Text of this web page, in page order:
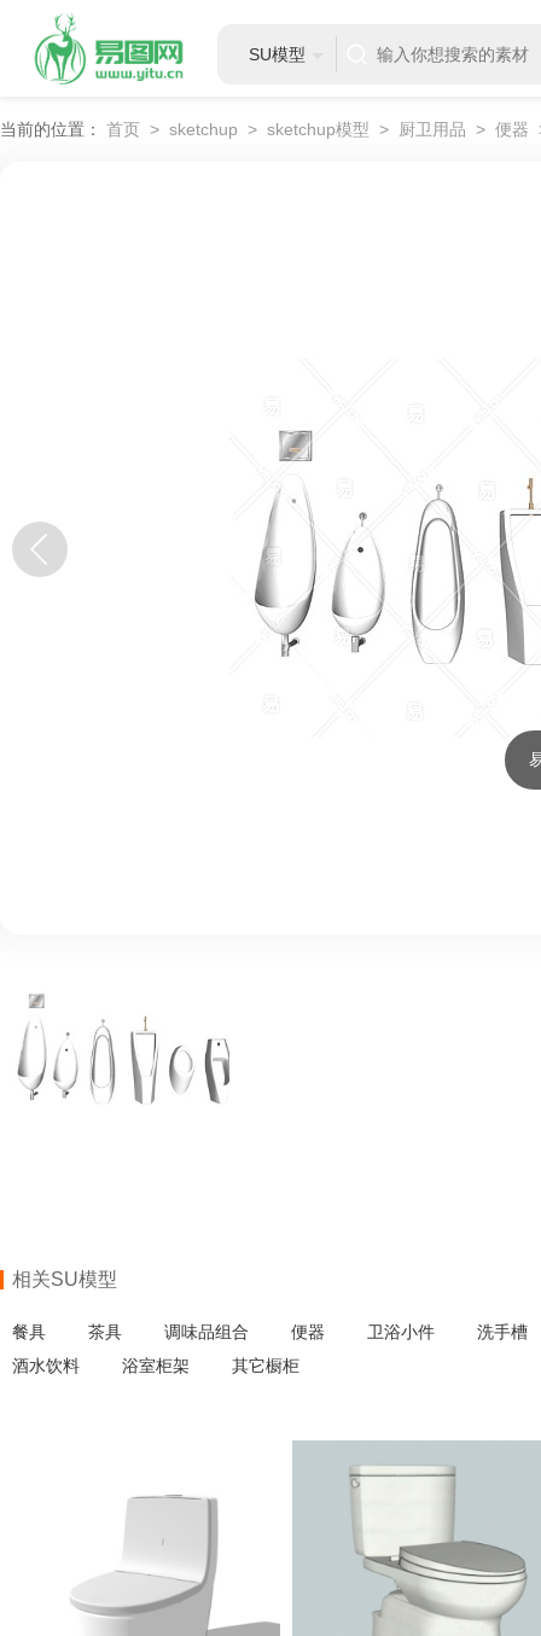
SU模型
当前的位置： 首页 > sketchup > sketchup模型 > 厨卫用品 > 便器
相关SU模型
餐具 茶具 调味品组合 便器 卫浴小件
洗手槽
酒水饮料
浴室柜架 其它橱柜